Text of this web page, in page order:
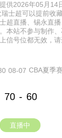
供2026年05月14
士超可以提前收
超直播、锡永直
本站不参与制作、
信号位都无效，
08-07 CBA夏季赛
70 - 60
直播中